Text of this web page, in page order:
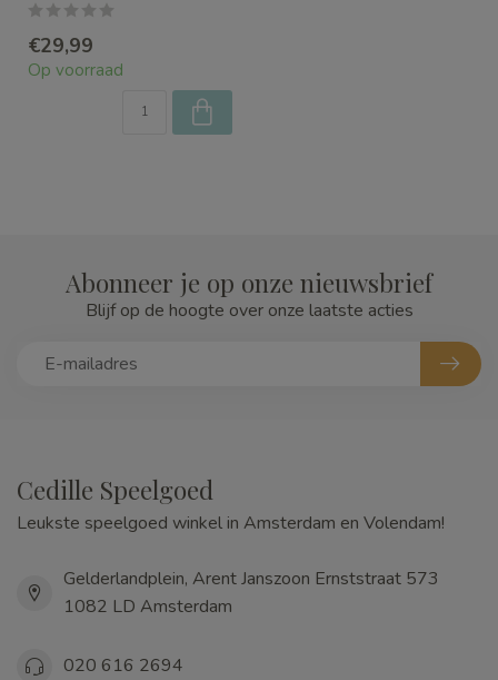
€29,99
Op voorraad
Abonneer je op onze nieuwsbrief
Blijf op de hoogte over onze laatste acties
Cedille Speelgoed
Leukste speelgoed winkel in Amsterdam en Volendam!
Gelderlandplein, Arent Janszoon Ernststraat 573
1082 LD Amsterdam
020 616 2694